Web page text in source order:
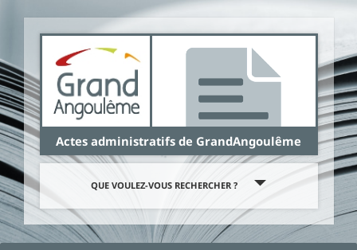
Actes administratifs de GrandAngoulême
QUE VOULEZ-VOUS RECHERCHER ?
Panneau de gestion des cookies